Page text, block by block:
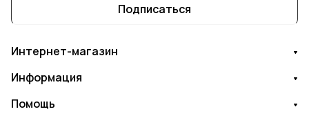
Подписаться
Интернет-магазин
Информация
Помощь